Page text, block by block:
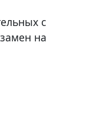
с
на